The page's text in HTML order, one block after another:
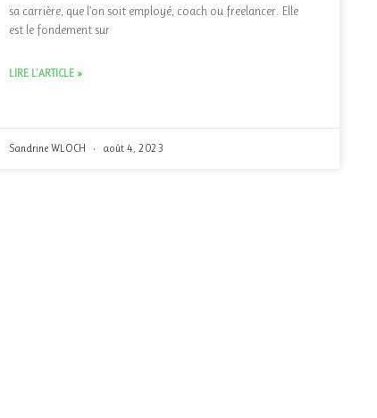
sa carrière, que l’on soit employé, coach ou freelancer. Elle
est le fondement sur
LIRE L'ARTICLE »
Sandrine WLOCH août 4, 2023